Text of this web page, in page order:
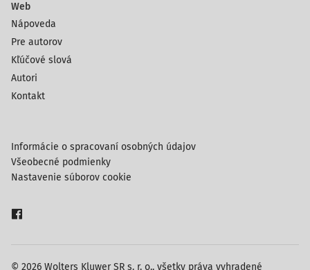
Web
Nápoveda
Pre autorov
Kľúčové slová
Autori
Kontakt
© 2026 Wolters Kluwer SR s. r. o., všetky práva vyhradené
Informácie o spracovaní osobných údajov
Všeobecné podmienky
Nastavenie súborov cookie